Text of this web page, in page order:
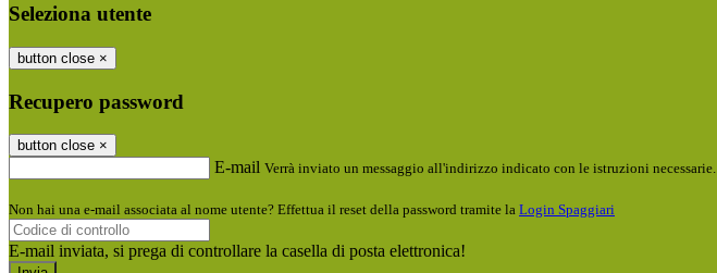
Seleziona utente
button close ×
Recupero password
button close ×
E-mail Verrà inviato un messaggio all'indirizzo indicato con le istruzioni necessarie.
Non hai una e-mail associata al nome utente? Effettua il reset della password tramite la Login Spaggiari
E-mail inviata, si prega di controllare la casella di posta elettronica!